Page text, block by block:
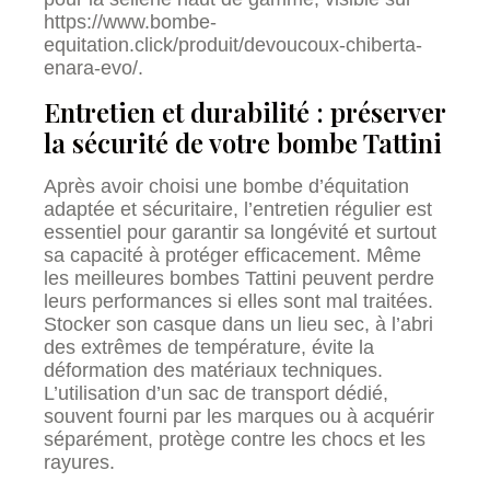
https://www.bombe-
equitation.click/produit/devoucoux-chiberta-
enara-evo/.
Entretien et durabilité : préserver
la sécurité de votre bombe Tattini
Après avoir choisi une bombe d’équitation
adaptée et sécuritaire, l’entretien régulier est
essentiel pour garantir sa longévité et surtout
sa capacité à protéger efficacement. Même
les meilleures bombes Tattini peuvent perdre
leurs performances si elles sont mal traitées.
Stocker son casque dans un lieu sec, à l’abri
des extrêmes de température, évite la
déformation des matériaux techniques.
L’utilisation d’un sac de transport dédié,
souvent fourni par les marques ou à acquérir
séparément, protège contre les chocs et les
rayures.